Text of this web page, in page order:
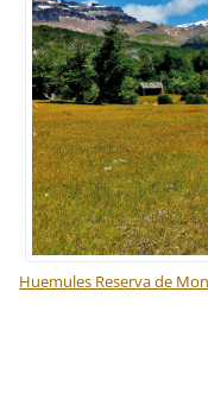
Huemules Reserva de